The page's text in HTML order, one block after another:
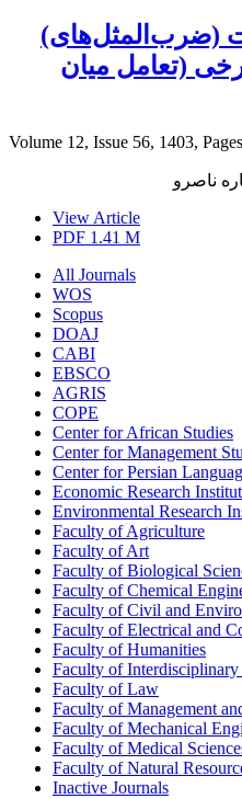
(ضرب‌المثل‌های)
(تعامل میان
Volume 12, Issue 56, 1403, Pages
ناصرو
View Article
PDF 1.41 M
All Journals
WOS
Scopus
DOAJ
CABI
EBSCO
AGRIS
COPE
Center for African Studies
Center for Management
Center for Persian
Economic Research
Environmental Research
Faculty of Agriculture
Faculty of Art
Faculty of Biological
Faculty of Chemical
Faculty of Civil and
Faculty of Electrical and
Faculty of Humanities
Faculty of Interdisciplinary
Faculty of Law
Faculty of Management
Faculty of Mechanical
Faculty of Medical
Faculty of Natural
Inactive Journals